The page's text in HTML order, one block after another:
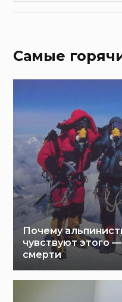
Самые
Почему
чувствуют этого
смерти